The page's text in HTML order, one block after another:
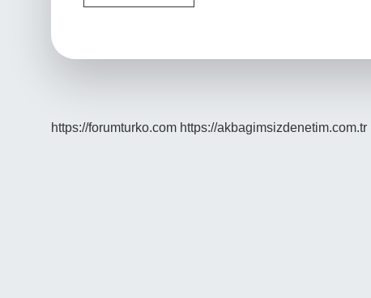
Piyasası
https://forumturko.com https://akbagimsizdenetim.com.tr